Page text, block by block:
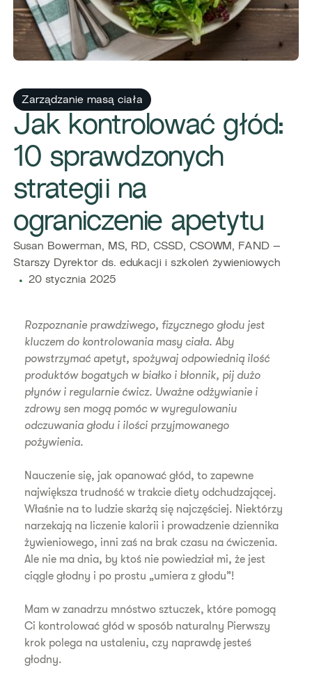
Zarządzanie masą ciała
Jak kontrolować głód:
10 sprawdzonych
strategii na
ograniczenie apetytu
Susan Bowerman, MS, RD, CSSD, CSOWM, FAND –
Starszy Dyrektor ds. edukacji i szkoleń żywieniowych
20 stycznia 2025
Rozpoznanie prawdziwego, fizycznego głodu jest
kluczem do kontrolowania masy ciała. Aby
powstrzymać apetyt, spożywaj odpowiednią ilość
produktów bogatych w białko i błonnik, pij dużo
płynów i regularnie ćwicz. Uważne odżywianie i
zdrowy sen mogą pomóc w wyregulowaniu
odczuwania głodu i ilości przyjmowanego
pożywienia.
Nauczenie się, jak opanować głód, to zapewne
największa trudność w trakcie diety odchudzającej.
Właśnie na to ludzie skarżą się najczęściej. Niektórzy
narzekają na liczenie kalorii i prowadzenie dziennika
żywieniowego, inni zaś na brak czasu na ćwiczenia.
Ale nie ma dnia, by ktoś nie powiedział mi, że jest
ciągle głodny i po prostu „umiera z głodu”!
Mam w zanadrzu mnóstwo sztuczek, które pomogą
Ci kontrolować głód w sposób naturalny Pierwszy
krok polega na ustaleniu, czy naprawdę jesteś
głodny.